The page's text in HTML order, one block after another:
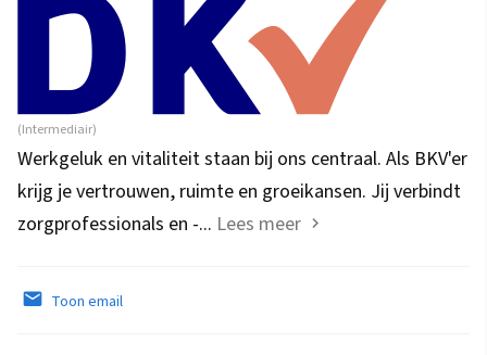
(Intermediair)
Werkgeluk en vitaliteit staan bij ons centraal. Als BKV'er
krijg je vertrouwen, ruimte en groeikansen. Jij verbindt
zorgprofessionals en -... Lees meer
Toon email